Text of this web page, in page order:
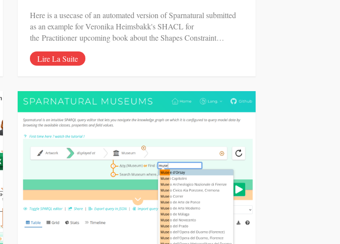
Here is a usecase of an automated version of Sparnatural submitted
as an example for Veronika Heimsbakk's SHACL for
the Practitioner upcoming book about the Shapes Constraint…
Lire La Suite